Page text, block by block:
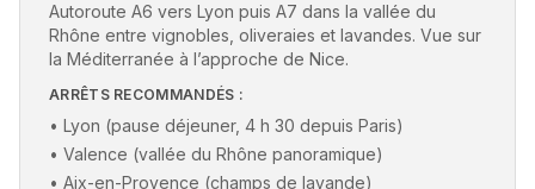
Autoroute A6 vers Lyon puis A7 dans la vallée du
Rhône entre vignobles, oliveraies et lavandes. Vue sur
la Méditerranée à l’approche de Nice.
ARRÊTS RECOMMANDÉS :
• Lyon (pause déjeuner, 4 h 30 depuis Paris)
• Valence (vallée du Rhône panoramique)
• Aix-en-Provence (champs de lavande)